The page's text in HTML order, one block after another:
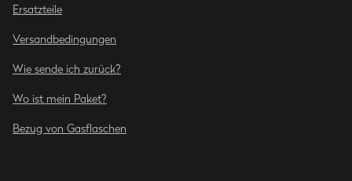
Ersatzteile
Versandbedingungen
Wie sende ich zurück?
Wo ist mein Paket?
Bezug von Gasflaschen